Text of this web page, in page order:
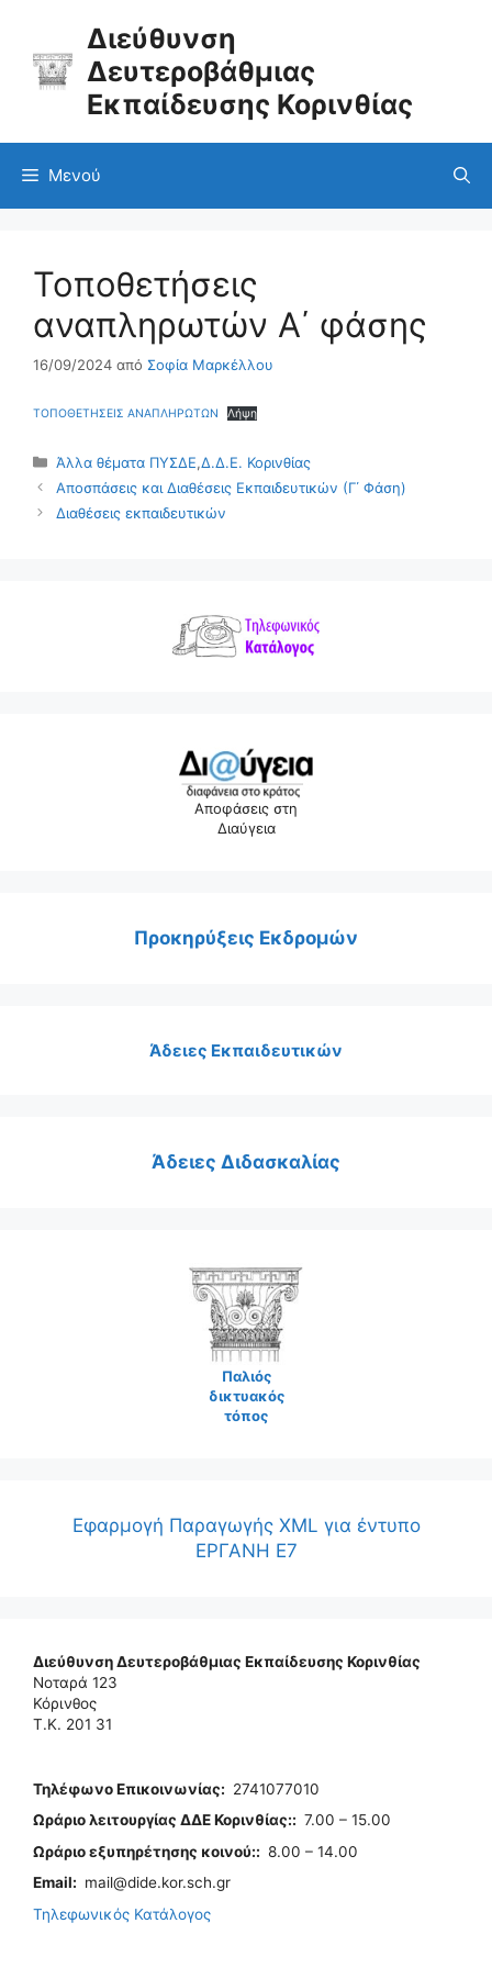
Διεύθυνση
Δευτεροβάθμιας
Εκπαίδευσης Κορινθίας
Μενού
Τοποθετήσεις
αναπληρωτών Α΄ φάσης
16/09/2024 από Σοφία Μαρκέλλου
ΤΟΠΟΘΕΤΗΣΕΙΣ ΑΝΑΠΛΗΡΩΤΩΝ Λήψη
Κατηγορίες
Άλλα θέματα ΠΥΣΔΕ,Δ.Δ.Ε. Κορινθίας
Αποσπάσεις και Διαθέσεις Εκπαιδευτικών (Γ΄ Φάση)
Διαθέσεις εκπαιδευτικών
Αποφάσεις στη
Διαύγεια
Προκηρύξεις Εκδρομών
Άδειες Εκπαιδευτικών
Άδειες Διδασκαλίας
Παλιός
δικτυακός
τόπος
Εφαρμογή Παραγωγής XML για έντυπο
ΕΡΓΑΝΗ Ε7
Διεύθυνση Δευτεροβάθμιας Εκπαίδευσης Κορινθίας
Νοταρά 123
Κόρινθος
Τ.Κ. 201 31
Τηλέφωνo Επικοινωνίας: 2741077010
Ωράριο λειτουργίας ΔΔΕ Κορινθίας:: 7.00 – 15.00
Ωράριο εξυπηρέτησης κοινού:: 8.00 – 14.00
Email: mail@dide.kor.sch.gr
Τηλεφωνικός Κατάλογος